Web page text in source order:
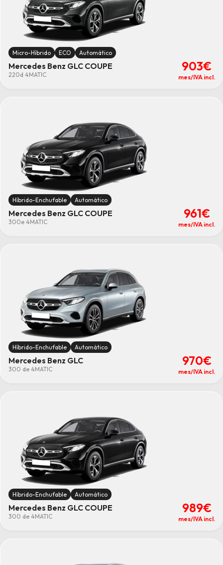
Micro-Híbrido ECO Automático
Mercedes Benz GLC COUPE
220d 4MATIC
903€
mes/IVA incl.
Híbrido-Enchufable Automático
Mercedes Benz GLC COUPE
300e 4MATIC
961€
mes/IVA incl.
Híbrido-Enchufable Automático
Mercedes Benz GLC
300 de 4MATIC
970€
mes/IVA incl.
Híbrido-Enchufable Automático
Mercedes Benz GLC COUPE
300 de 4MATIC
989€
mes/IVA incl.